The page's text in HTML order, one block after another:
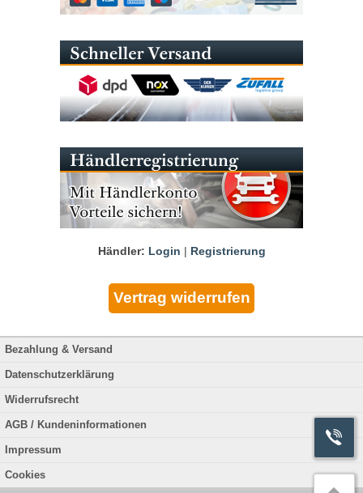
Händler: Login | Registrierung
Bezahlung & Versand
Datenschutzerklärung
Widerrufsrecht
AGB / Kundeninformationen
Impressum
Cookies